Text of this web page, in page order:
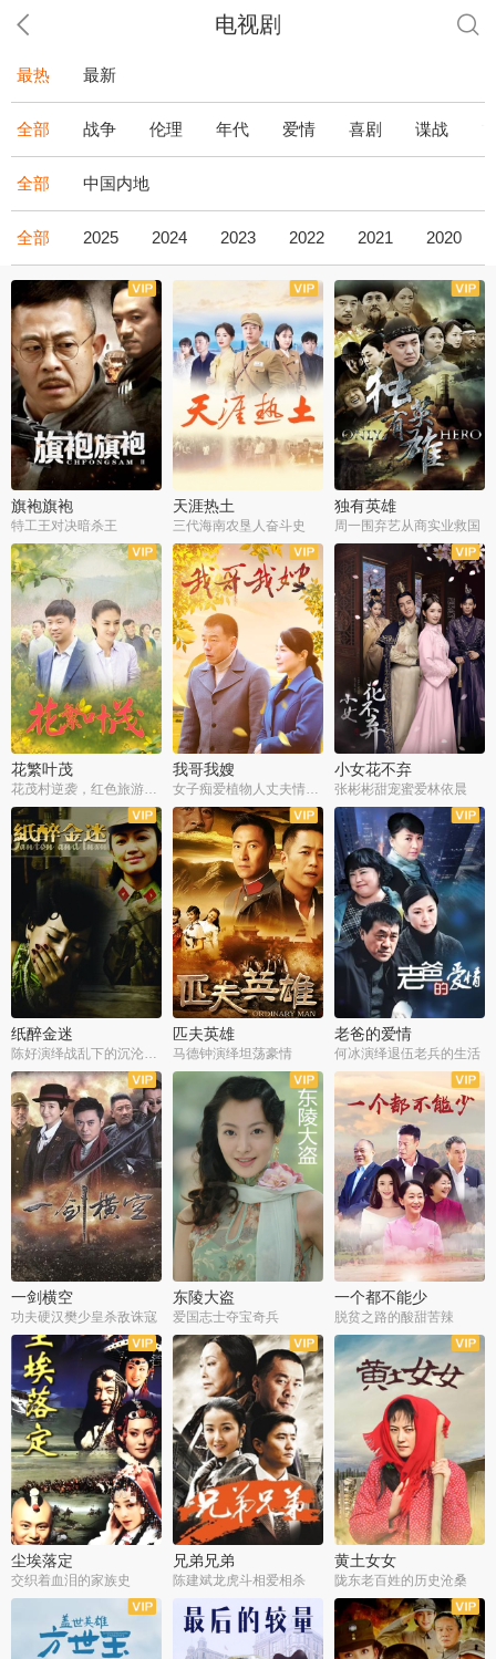
电视剧
最热 最新
全部 战争 伦理 年代 爱情 喜剧 谍战
全部 中国内地
全部 2025 2024 2023 2022 2021 2020
全43集
旗袍旗袍
特工王对决暗杀王
全36集
天涯热土
三代海南农垦人奋斗史
全34集
独有英雄
周一围弃艺从商实业救国
全34集
花繁叶茂
花茂村逆袭，红色旅游出圈
全50集
我哥我嫂
女子痴爱植物人丈夫情定一生
全51集
小女花不弃
张彬彬甜宠蜜爱林依晨
全42集
纸醉金迷
全35集
匹夫英雄
马德钟演绎坦荡豪情
全32集
老爸的爱情
何冰演绎退伍老兵的生活
全40集
一剑横空
功夫硬汉樊少皇杀敌诛寇
全33集
东陵大盗
爱国志士夺宝奇兵
全36集
一个都不能少
脱贫之路的酸甜苦辣
全25集
尘埃落定
交织着血泪的家族史
全50集
兄弟兄弟
陈建斌龙虎斗相爱相杀
全23集
黄土女女
陇东老百姓的历史沧桑
全36集
全28集 全44集